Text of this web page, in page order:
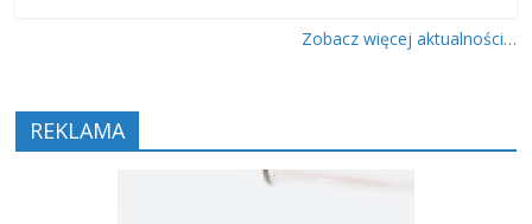
Zobacz więcej aktualności…
REKLAMA